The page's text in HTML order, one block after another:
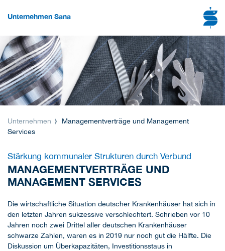
Unternehmen Sana
Unternehmen
Managementverträge und Management
Services
Stärkung kommunaler Strukturen durch Verbund
MANAGEMENTVERTRÄGE UND
MANAGEMENT SERVICES
Die wirtschaftliche Situation deutscher Krankenhäuser hat sich in
den letzten Jahren sukzessive verschlechtert. Schrieben vor 10
Jahren noch zwei Drittel aller deutschen Krankenhäuser
schwarze Zahlen, waren es in 2019 nur noch gut die Hälfte. Die
Diskussion um Überkapazitäten, Investitionsstaus in